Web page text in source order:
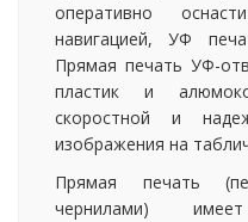
оперативно
навигацией, УФ
Прямая печать УФ-
пластик и
скоростной и
изображения на
Прямая печать
чернилами)